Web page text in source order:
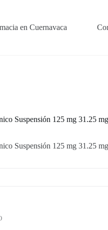
en Cuernavaca
Suspensión 125 mg 31.25
Suspensión 125 mg 31.25